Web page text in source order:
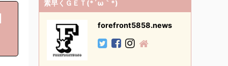
素早くＧＥＴ(*´ω｀*)
forefront5858.news